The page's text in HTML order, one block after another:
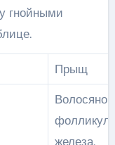
гнойными
Прыщ
Волосяной
фолликул,
железа.